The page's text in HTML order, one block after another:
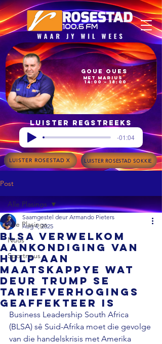
14:00 – 18:00
met Marius
Goue Oues
Luister regstreeks
-01:04
LUISTER ROSESTAD X LUISTER ROSESTAD SOKKIE
Post
Alle Plasings
Nuus
Sportnuus
Alle Plasings
BLSA verwelkom
aankondiging van
hulp aan
maatskappye wat
deur Trump se
tariefverhogings
geaffekteer is
Saamgestel deur Armando Pieters
Aug 4, 2025
Business Leadership South Africa
(BLSA) sê Suid-Afrika moet die gevolge
van die handelskrisis met Amerika